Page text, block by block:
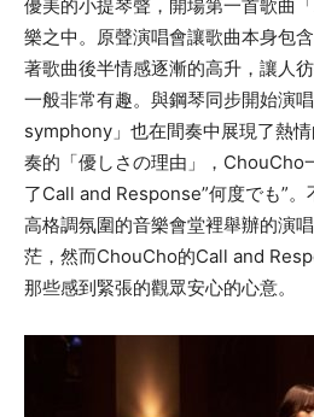
優美的小提琴聲，開場第一首歌曲
樂之中。原聲演唱會讓歌曲本身包
著歌曲後半情感逐漸的高升，讓人
一般非常有趣。與鋼琴同步開始演
symphony」也在間奏中展現了熱
奏的「優しさの理由」，ChouCho
了Call and Response”何度でも”
高格調氛圍的音樂會堂裡舉辦的演
茫，然而ChouCho的Call and
那些感到緊張的觀眾安心的心意。